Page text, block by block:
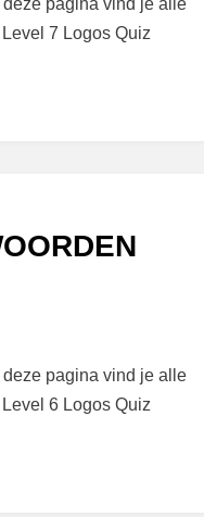
pagina vind je alle
7 Logos Quiz
pagina vind je alle
6 Logos Quiz